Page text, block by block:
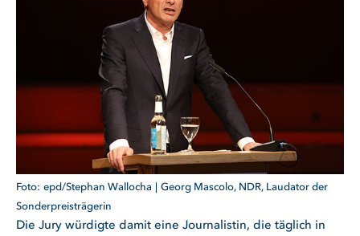
epd/Stephan Wallocha
Georg Mascolo, NDR, Laudator der
Sonderpreisträgerin
Die Jury würdigte damit eine Journalistin, die täglich in